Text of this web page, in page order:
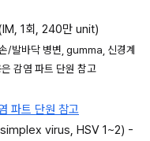
1회, 240만 unit)
/발바닥 병변, gumma, 신경계
감염 파트 단원 참고
파트 단원 참고
simplex virus, HSV 1~2) -